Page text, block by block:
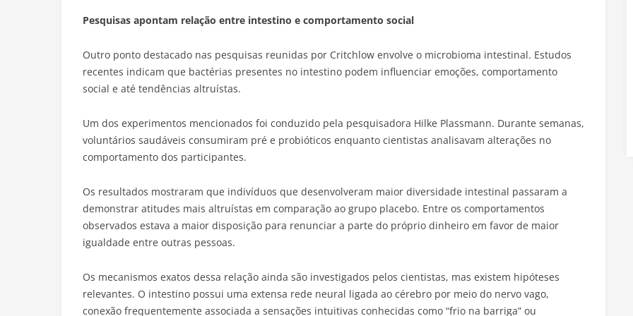
Pesquisas apontam relação entre intestino e comportamento social
Outro ponto destacado nas pesquisas reunidas por Critchlow envolve o microbioma intestinal. Estudos
recentes indicam que bactérias presentes no intestino podem influenciar emoções, comportamento
social e até tendências altruístas.
Um dos experimentos mencionados foi conduzido pela pesquisadora Hilke Plassmann. Durante semanas,
voluntários saudáveis consumiram pré e probióticos enquanto cientistas analisavam alterações no
comportamento dos participantes.
Os resultados mostraram que indivíduos que desenvolveram maior diversidade intestinal passaram a
demonstrar atitudes mais altruístas em comparação ao grupo placebo. Entre os comportamentos
observados estava a maior disposição para renunciar a parte do próprio dinheiro em favor de maior
igualdade entre outras pessoas.
Os mecanismos exatos dessa relação ainda são investigados pelos cientistas, mas existem hipóteses
relevantes. O intestino possui uma extensa rede neural ligada ao cérebro por meio do nervo vago,
conexão frequentemente associada a sensações intuitivas conhecidas como “frio na barriga” ou